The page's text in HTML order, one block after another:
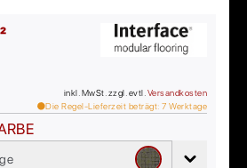
inkl. MwSt. zzgl. evtl. Versandkosten
Die Regel-Lieferzeit beträgt: 7 Werktage